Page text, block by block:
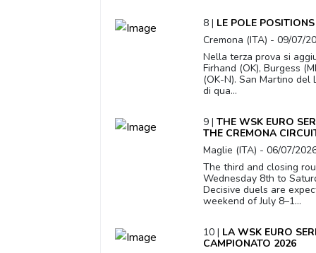
8 | LE POLE
Cremona (ITA) - 09/07/
Nella terza prova si
Firhand (OK), Burgess
(OK-N). San Martino del
di qua...
9 | THE WSK EURO
THE CREMONA
Maglie (ITA) - 06/07/
The third and closing
Wednesday 8th to
Decisive duels are
weekend of July 8–1...
10 | LA WSK EURO
CAMPIONATO 2026